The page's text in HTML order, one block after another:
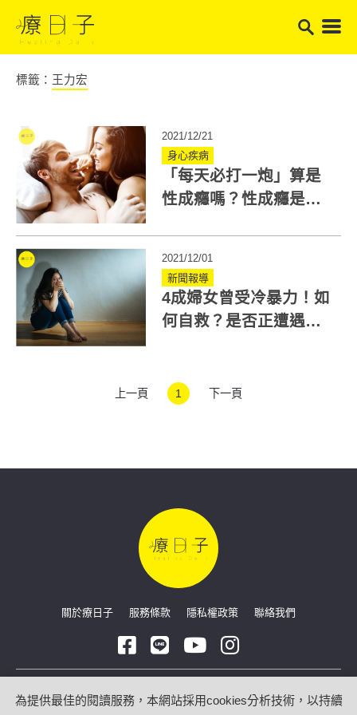
標籤： 王力宏
2021/12/21
身心疾病
「每天必打一炮」算是
性成癮嗎？性成癮是什
2021/12/01
新聞報導
4成婦女曾受冷暴力！如
何自救？是否正遭遇精
上一頁 1 下一頁
關於療日子 服務條款 隱私權政策 聯絡我們
Copyright © 2026 療日子 HealingDaily
為提供最佳的閱讀服務，本網站採用cookies分析技術，以持續